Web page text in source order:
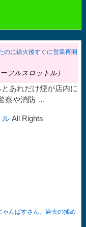
のに鎮火後すぐに営業再開
フルスロットル）
あれだけ煙が店内に
察や消防 …
ルAll Rights
ゃんぱすさん、過去の揉め